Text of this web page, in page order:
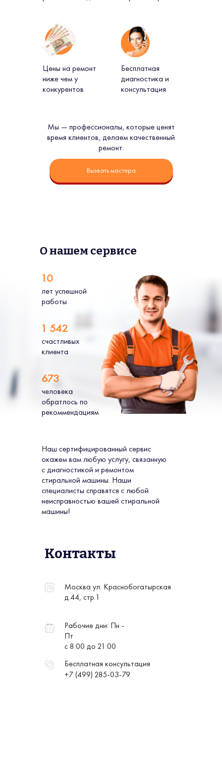
Мы — профессионалы, которые ценят
время клиентов, делаем качественный
ремонт.
Цены на ремонт
ниже чем у
конкурентов
Бесплатная
диагностика и
консультация
Вызвать мастера
О нашем сервисе
Наш сертифицированный сервис
окажем вам любую услугу, связанную
с диагностикой и ремонтом
стиральной машины. Наши
специалисты справятся с любой
неисправностью вашей стиральной
машины!
лет успешной
работы
10
счастливых
клиента
1 542
человека
обратлось по
рекоммендациям
673
Контакты
Москва ул. Краснобогатырская
д.44, стр.1
Рабочие дни: Пн -
Пт
с 8:00 до 21:00
Бесплатная консультация
+7 (499) 285-03-79